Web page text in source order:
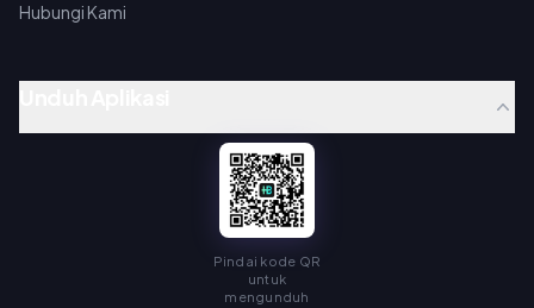
Hubungi Kami
Pindai kode QR
untuk
mengunduh